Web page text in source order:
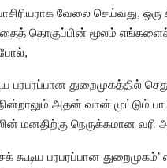
வேலை செய்வது, ஒரு
தொகுப்பின் மூலம் எங்களைச்
பரபரப்பான துறைமுகத்தில்
நின்றாலும் அதன் வான் முட்டும்
மனதிற்கு நெருக்கமான வரி
கூடிய பரபரப்பான